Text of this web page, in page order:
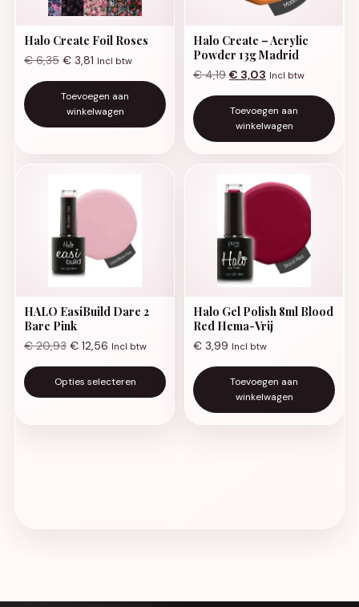
Halo Create Foil Roses
€6,35 € 3,81 Incl btw
Toevoegen aan
winkelwagen
Halo Create – Acrylic
Powder 13g Madrid
€4,19 Oorspronkelijke prijs
€ 3,03 Huidige prijs is: €
Incl btw
Toevoegen aan
winkelwagen
HALO EasiBuild Dare 2
Bare Pink
€20,93 € 12,56 Incl btw
Opties selecteren
Dit product heeft meerdere
Halo Gel Polish 8ml Blood
Red Hema-Vrij
€ 3,99 Incl btw
Toevoegen aan
winkelwagen